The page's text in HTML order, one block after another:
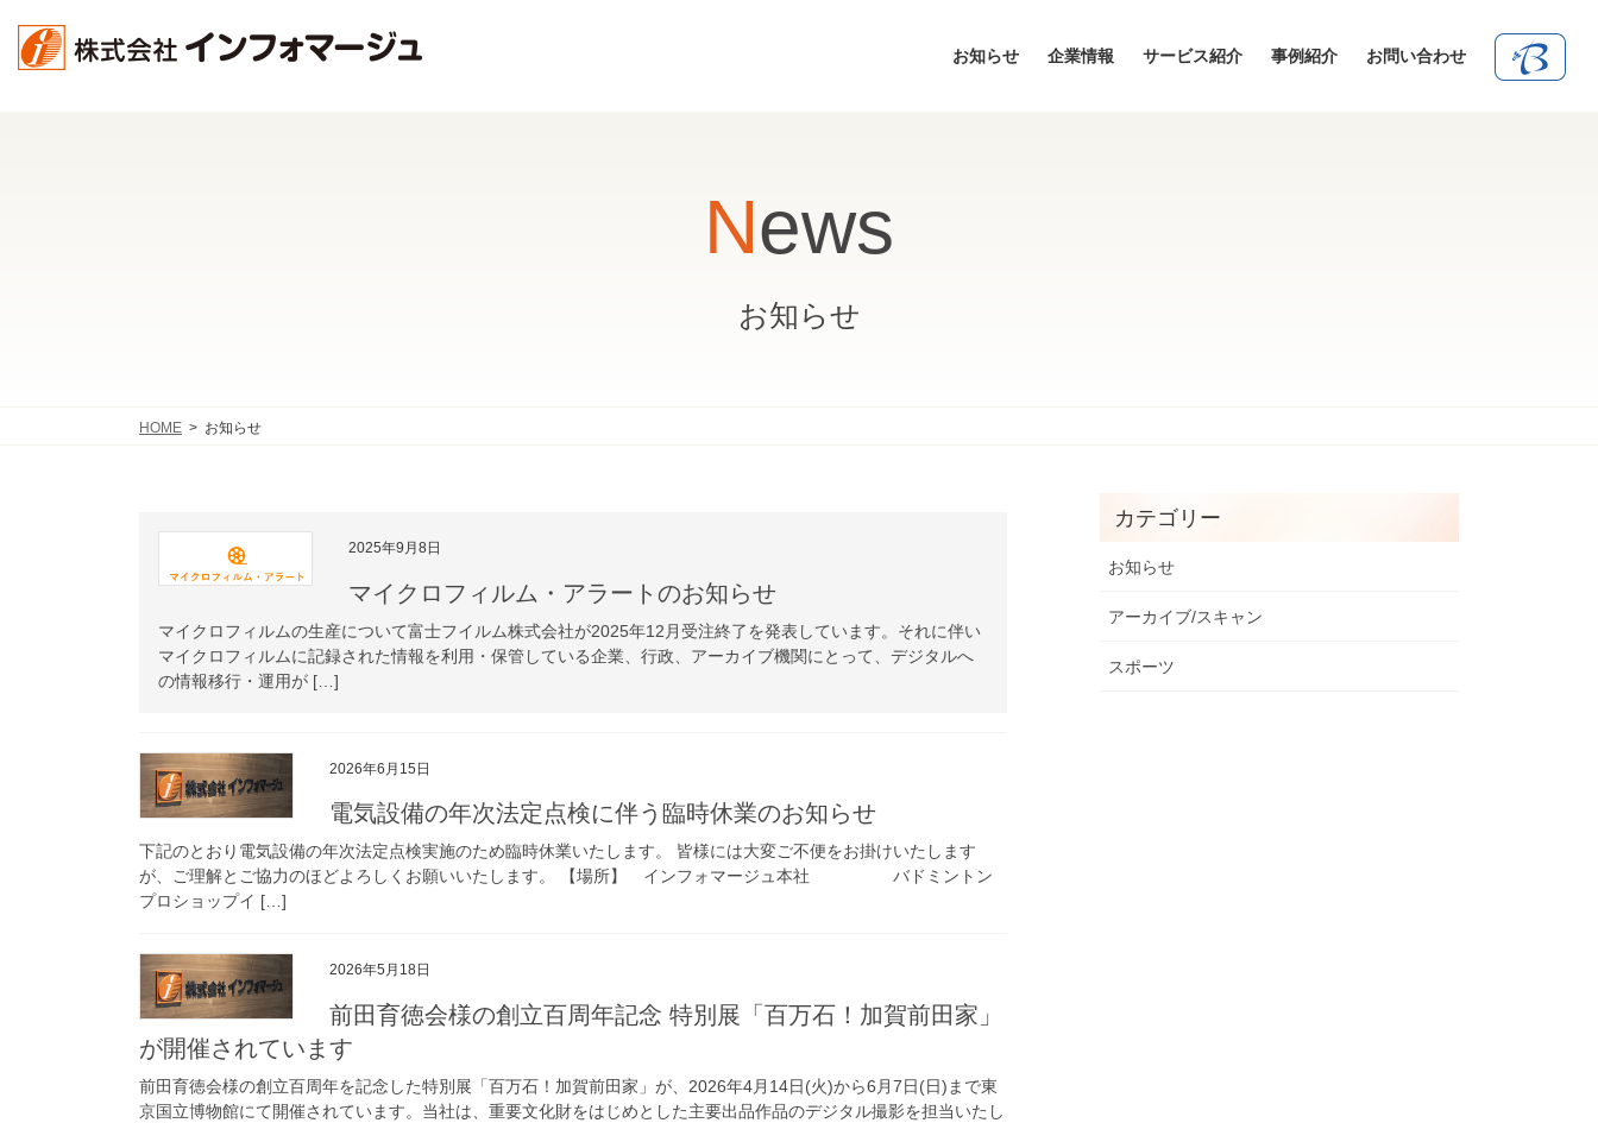
お知らせ 企業情報 サービス紹介 事例紹介 お問い合わせ
News
お知らせ
HOME お知らせ
2025年9月8日
マイクロフィルム・アラートのお知らせ
マイクロフィルムの生産について富士フイルム株式会社が2025年12月受注終了を発表しています。それに伴い
マイクロフィルムに記録された情報を利用・保管している企業、行政、アーカイブ機関にとって、デジタルへ
の情報移行・運用が […]
2026年6月15日
電気設備の年次法定点検に伴う臨時休業のお知らせ
下記のとおり電気設備の年次法定点検実施のため臨時休業いたします。 皆様には大変ご不便をお掛けいたします
が、ご理解とご協力のほどよろしくお願いいたします。 【場所】 インフォマージュ本社 バドミントン
プロショップイ […]
2026年5月18日
前田育徳会様の創立百周年記念 特別展「百万石！加賀前田家」
が開催されています
前田育徳会様の創立百周年を記念した特別展「百万石！加賀前田家」が、2026年4月14日(火)から6月7日(日)まで東
京国立博物館にて開催されています。当社は、重要文化財をはじめとした主要出品作品のデジタル撮影を担当いたし
カテゴリー
お知らせ
アーカイブ/スキャン
スポーツ